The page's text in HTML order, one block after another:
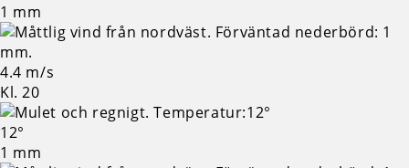
1 mm
4.4 m/s
Kl. 20
12°
1 mm